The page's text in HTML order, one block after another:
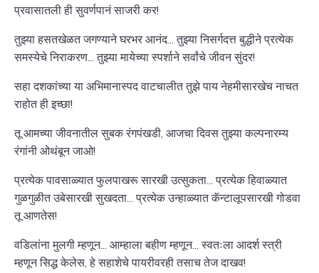
प्रवासातली ही सुवर्णपानं साजरी कर!
तुझ्या हसतखेळत जगण्याने घरभर आनंद... तुझ्या निसर्गदत्त बुद्धीने प्रत्येक
समस्येचे निराकरण... तुझ्या मायेच्या स्पर्शाने सर्वांचे जीवन सुंदर!
सहा दशकांच्या या अभिमानास्पद वाटचालीत तुझे पाय नेहमीसारखेच नाचत
राहोत ही इच्छा!
तू आमच्या जीवनातील सुबक रंगपंखडी, आजचा दिवस तुझ्या कल्पनारम्य
रंगांनी ओथंबून जाओ!
प्रत्येक पावसाळ्यात फुलपाखरू सारखी उत्सुकता... प्रत्येक हिवाळ्यात
गुळगुळीत उबेसारखी सुखदता... प्रत्येक उन्हाळ्यात कॅन्टालूपसारखी गोडवा
तू आणतेस!
वडिलांना मुलगी म्हणून... आम्हाला बहीण म्हणून... स्वतःला आदर्श स्त्री
म्हणून सिद्ध केलेस, हे सहाशेचे पायरीवरही तसाच तेज दाखव!